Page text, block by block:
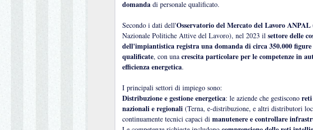
domanda di personale qualificato.
Secondo i dati dell'Osservatorio del Mercato del Lavoro ANPAL
Nazionale Politiche Attive del Lavoro), nel 2023 il settore delle
dell'impiantistica registra una domanda di circa 350.000
qualificate, con una crescita particolare per le competenze in
efficienza energetica.
I principali settori di impiego sono:
Distribuzione e gestione energetica: le aziende che gestiscono
nazionali e regionali (Terna, e-distribuzione, e altri distributori
continuamente tecnici capaci di manutenere e controllare